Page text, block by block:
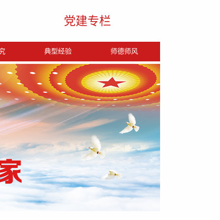
党建专栏
典型经验 师德师风